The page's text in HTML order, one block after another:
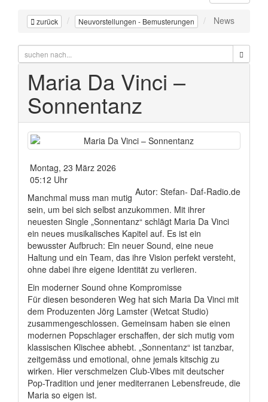
zurück Neuvorstellungen - Bemusterungen News
Maria Da Vinci –
Sonnentanz
Montag, 23 März 2026
05:12 Uhr
Autor: Stefan- Daf-Radio.de
Manchmal muss man mutig
sein, um bei sich selbst anzukommen. Mit ihrer
neuesten Single „Sonnentanz“ schlägt Maria Da Vinci
ein neues musikalisches Kapitel auf. Es ist ein
bewusster Aufbruch: Ein neuer Sound, eine neue
Haltung und ein Team, das ihre Vision perfekt versteht,
ohne dabei ihre eigene Identität zu verlieren.
Ein moderner Sound ohne Kompromisse
Für diesen besonderen Weg hat sich Maria Da Vinci mit
dem Produzenten Jörg Lamster (Wetcat Studio)
zusammengeschlossen. Gemeinsam haben sie einen
modernen Popschlager erschaffen, der sich mutig vom
klassischen Klischee abhebt. „Sonnentanz“ ist tanzbar,
zeitgemäss und emotional, ohne jemals kitschig zu
wirken. Hier verschmelzen Club-Vibes mit deutscher
Pop-Tradition und jener mediterranen Lebensfreude, die
Maria so eigen ist.